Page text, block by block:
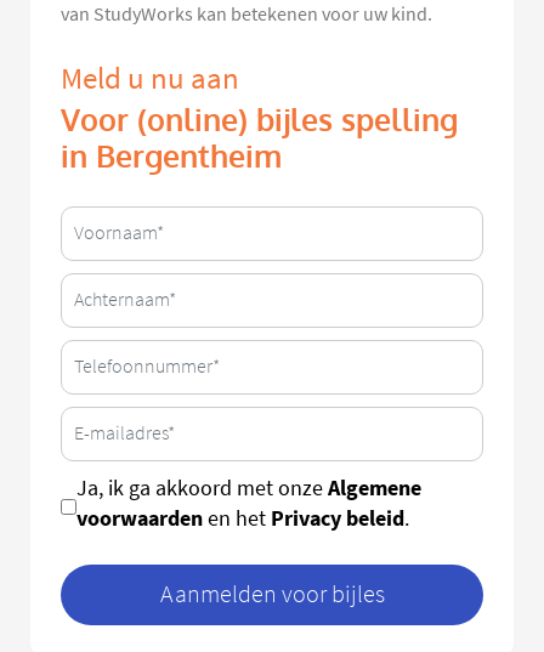
van StudyWorks kan betekenen voor uw kind.
Meld u nu aan
Voor (online) bijles spelling
in Bergentheim
Ja, ik ga akkoord met onzeAlgemene
voorwaardenen het Privacy beleid.
Aanmelden voor bijles